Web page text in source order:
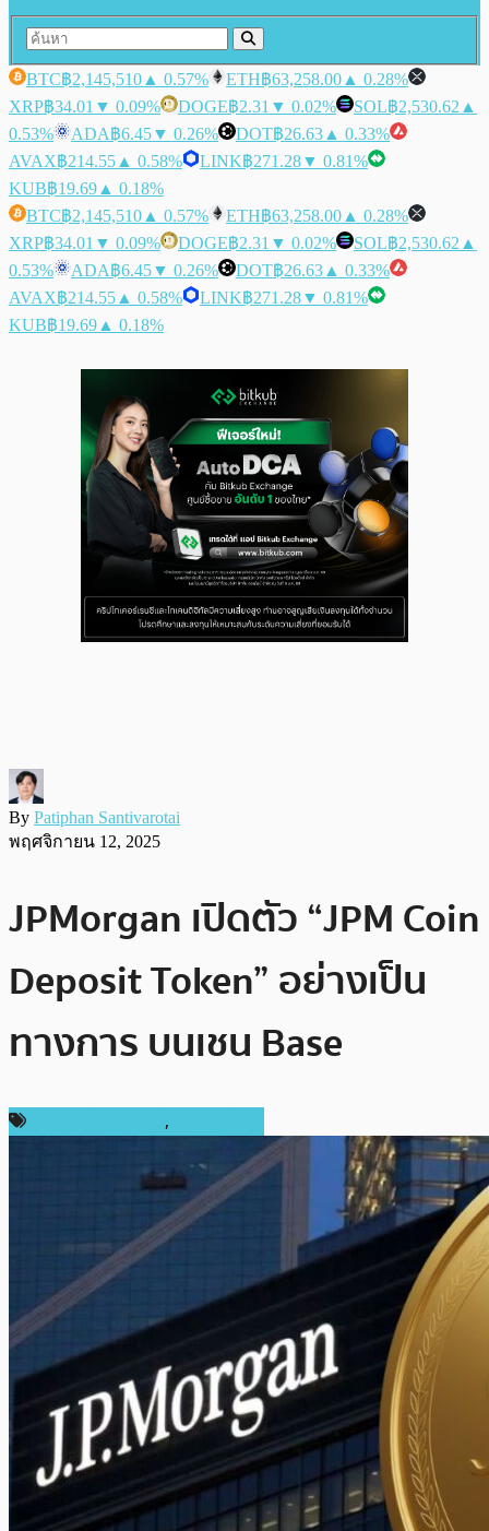
BTC฿2,145,510 ▲ 0.57% ETH฿63,258.00 ▲ 0.28%
XRP฿34.01 ▼ 0.09% DOGE฿2.31 ▼ 0.02% SOL฿2,530.62 ▲
0.53%
ADA฿6.45▼ 0.26% DOT฿26.63 ▲ 0.33%
AVAX฿214.55 ▲ 0.58% LINK฿271.28▼ 0.81%
KUB฿19.69 ▲ 0.18%
BTC฿2,145,510 ▲ 0.57% ETH฿63,258.00 ▲ 0.28%
XRP฿34.01 ▼ 0.09% DOGE฿2.31 ▼ 0.02% SOL฿2,530.62 ▲
0.53%
ADA฿6.45▼ 0.26% DOT฿26.63 ▲ 0.33%
AVAX฿214.55 ▲ 0.58% LINK฿271.28▼ 0.81%
KUB฿19.69 ▲ 0.18%
By Patiphan Santivarotai
พฤศจิกายน 12, 2025
JPMorgan เปิดตัว “JPM Coin
Deposit Token” อย่างเป็น
ทางการ บนเชน Base
,